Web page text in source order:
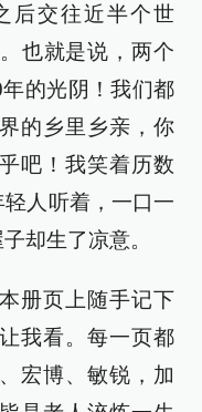
后交往近半个世
也就是说，两个
的光阴！我们都
的乡里乡亲，你
吧！我笑着历数
人听着，一口一
却生了凉意。
册页上随手记下
我看。每一页都
宏博、敏锐，加